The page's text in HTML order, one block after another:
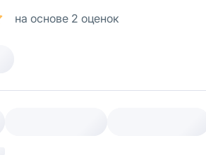
на основе 2 оценок